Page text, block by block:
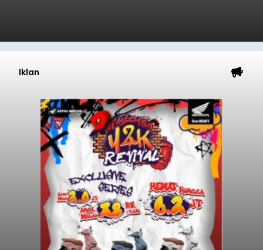
Iklan